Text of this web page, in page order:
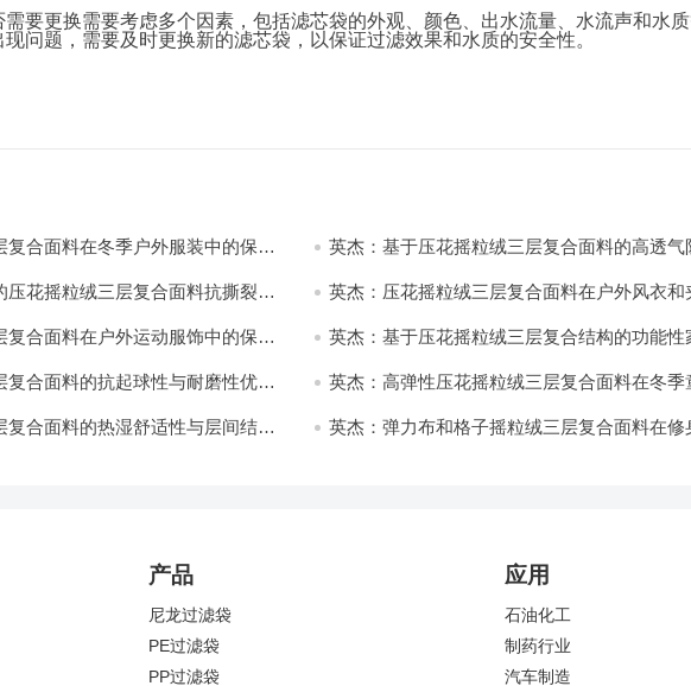
要更换需要考虑多个因素，包括滤芯袋的外观、颜色、出水流量、水流声和水
问题，需要及时更换新的滤芯袋，以保证过滤效果和水质的安全性。
复合面料在冬季户外服装中的保暖
英杰：基于压花摇粒绒三层复合面料的高透气
压花摇粒绒三层复合面料抗撕裂与
英杰：压花摇粒绒三层复合面料在户外风衣和
复合面料在户外运动服饰中的保暖
英杰：基于压花摇粒绒三层复合结构的功能性
复合面料的抗起球性与耐磨性优化
英杰：高弹性压花摇粒绒三层复合面料在冬季
复合面料的热湿舒适性与层间结合
英杰：弹力布和格子摇粒绒三层复合面料在修
产品
尼龙过滤袋
PE过滤袋
PP过滤袋
应用
石油化工
制药行业
汽车制造